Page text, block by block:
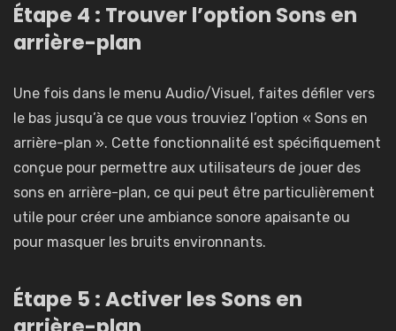
Étape 4 : Trouver l’option Sons en
arrière-plan
Une fois dans le menu Audio/Visuel, faites défiler vers
le bas jusqu’à ce que vous trouviez l’option « Sons en
arrière-plan ». Cette fonctionnalité est spécifiquement
conçue pour permettre aux utilisateurs de jouer des
sons en arrière-plan, ce qui peut être particulièrement
utile pour créer une ambiance sonore apaisante ou
pour masquer les bruits environnants.
Étape 5 : Activer les Sons en